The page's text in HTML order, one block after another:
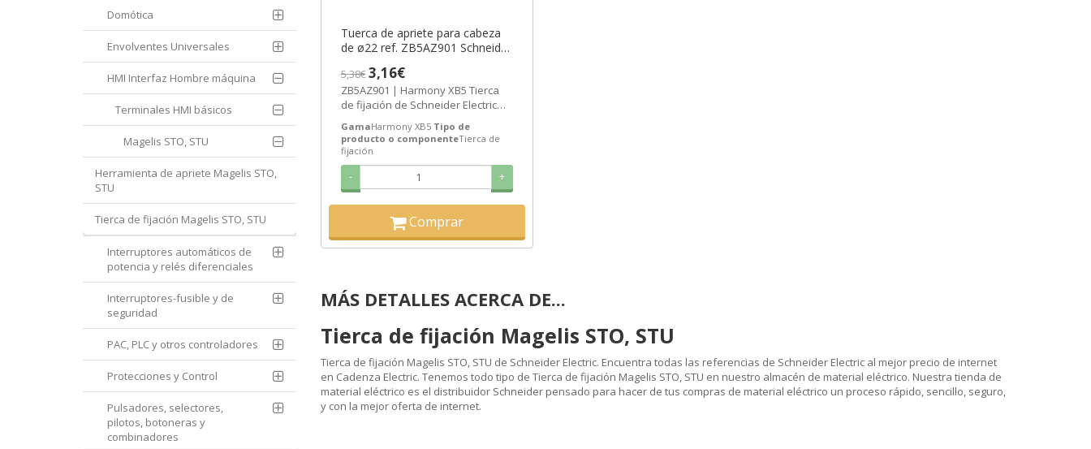
Tuerca de apriete para cabeza
de ø22 ref. ZB5AZ901 Schneider
5,38€3,16€
ZB5AZ901 | Harmony XB5 Tierca
de fijación de Schneider Electric
Oferta...
GamaHarmony XB5 Tipo de
producto o componenteTierca de
fijación
- +
Comprar
MÁS DETALLES ACERCA DE...
Tierca de fijación Magelis STO, STU
Tierca de fijación Magelis STO, STU de Schneider Electric. Encuentra todas las referencias de Schneider Electric al mejor precio de internet
en Cadenza Electric. Tenemos todo tipo de Tierca de fijación Magelis STO, STU en nuestro almacén de material eléctrico. Nuestra tienda de
material eléctrico es el distribuidor Schneider pensado para hacer de tus compras de material eléctrico un proceso rápido, sencillo, seguro,
y con la mejor oferta de internet.
Domótica
Envolventes Universales
HMI Interfaz Hombre máquina
Terminales HMI básicos
Magelis STO, STU
Herramienta de apriete Magelis STO,
STU
Tierca de fijación Magelis STO, STU
Interruptores automáticos de
potencia y relés diferenciales
Interruptores-fusible y de
seguridad
PAC, PLC y otros controladores
Protecciones y Control
Pulsadores, selectores,
pilotos, botoneras y
combinadores